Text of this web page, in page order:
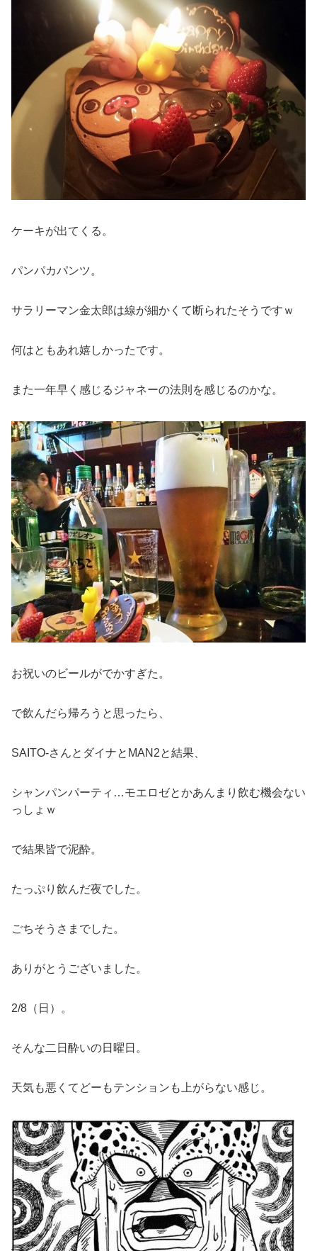
ケーキが出てくる。
パンパカパンツ。
サラリーマン金太郎は線が細かくて断られたそうですｗ
何はともあれ嬉しかったです。
また一年早く感じるジャネーの法則を感じるのかな。
お祝いのビールがでかすぎた。
で飲んだら帰ろうと思ったら、
SAITO-さんとダイナとMAN2と結果、
シャンパンパーティ…モエロゼとかあんまり飲む機会ない
っしょｗ
で結果皆で泥酔。
たっぷり飲んだ夜でした。
ごちそうさまでした。
ありがとうございました。
2/8（日）。
そんな二日酔いの日曜日。
天気も悪くてどーもテンションも上がらない感じ。